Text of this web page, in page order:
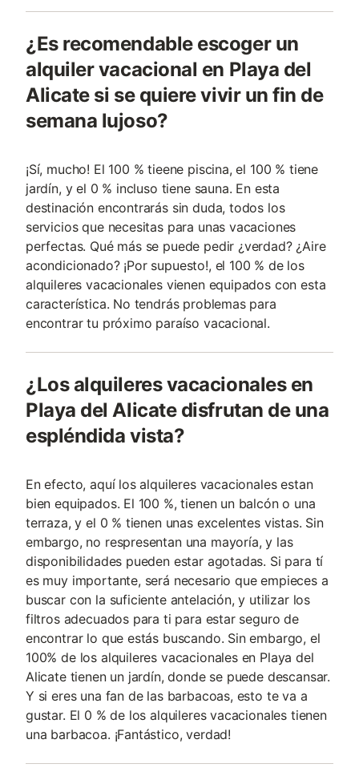
¿Es recomendable escoger un
alquiler vacacional en Playa del
Alicate si se quiere vivir un fin de
semana lujoso?
¡Sí, mucho! El 100 % tieene piscina, el 100 % tiene
jardín, y el 0 % incluso tiene sauna. En esta
destinación encontrarás sin duda, todos los
servicios que necesitas para unas vacaciones
perfectas. Qué más se puede pedir ¿verdad? ¿Aire
acondicionado? ¡Por supuesto!, el 100 % de los
alquileres vacacionales vienen equipados con esta
característica. No tendrás problemas para
encontrar tu próximo paraíso vacacional.
¿Los alquileres vacacionales en
Playa del Alicate disfrutan de una
espléndida vista?
En efecto, aquí los alquileres vacacionales estan
bien equipados. El 100 %, tienen un balcón o una
terraza, y el 0 % tienen unas excelentes vistas. Sin
embargo, no respresentan una mayoría, y las
disponibilidades pueden estar agotadas. Si para tí
es muy importante, será necesario que empieces a
buscar con la suficiente antelación, y utilizar los
filtros adecuados para ti para estar seguro de
encontrar lo que estás buscando. Sin embargo, el
100% de los alquileres vacacionales en Playa del
Alicate tienen un jardín, donde se puede descansar.
Y si eres una fan de las barbacoas, esto te va a
gustar. El 0 % de los alquileres vacacionales tienen
una barbacoa. ¡Fantástico, verdad!